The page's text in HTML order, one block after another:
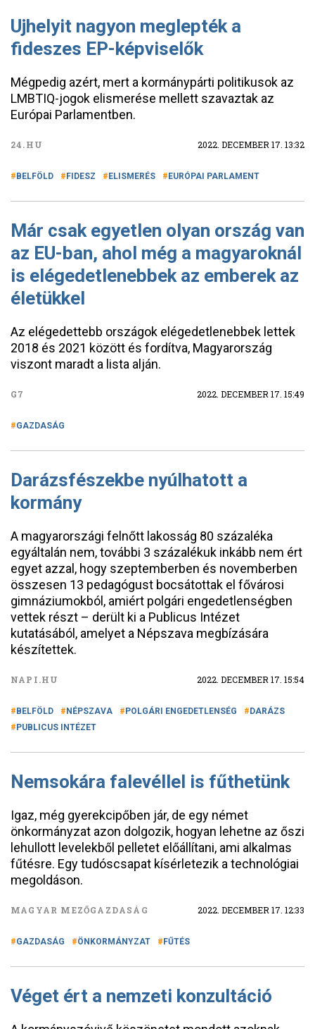
Ujhelyit nagyon meglepték a
fideszes EP-képviselők
Mégpedig azért, mert a kormánypárti politikusok az
LMBTIQ-jogok elismerése mellett szavaztak az
Európai Parlamentben.
24.HU 2022. DECEMBER 17. 13:32
BELFÖLD FIDESZ ELISMERÉS EURÓPAI PARLAMENT
Már csak egyetlen olyan ország van
az EU-ban, ahol még a magyaroknál
is elégedetlenebbek az emberek az
életükkel
Az elégedettebb országok elégedetlenebbek lettek
2018 és 2021 között és fordítva, Magyarország
viszont maradt a lista alján.
G7 2022. DECEMBER 17. 15:49
GAZDASÁG
Darázsfészekbe nyúlhatott a
kormány
A magyarországi felnőtt lakosság 80 százaléka
egyáltalán nem, további 3 százalékuk inkább nem ért
egyet azzal, hogy szeptemberben és novemberben
összesen 13 pedagógust bocsátottak el fővárosi
gimnáziumokból, amiért polgári engedetlenségben
vettek részt – derült ki a Publicus Intézet
kutatásából, amelyet a Népszava megbízására
készítettek.
NAPI.HU 2022. DECEMBER 17. 15:54
BELFÖLD NÉPSZAVA POLGÁRI ENGEDETLENSÉG
DARÁZS
PUBLICUS INTÉZET
Nemsokára falevéllel is fűthetünk
Igaz, még gyerekcipőben jár, de egy német
önkormányzat azon dolgozik, hogyan lehetne az őszi
lehullott levelekből pelletet előállítani, ami alkalmas
fűtésre. Egy tudóscsapat kísérletezik a technológiai
megoldáson.
MAGYAR MEZŐGAZDASÁG 2022. DECEMBER 17. 12:33
GAZDASÁG ÖNKORMÁNYZAT FŰTÉS
Véget ért a nemzeti konzultáció